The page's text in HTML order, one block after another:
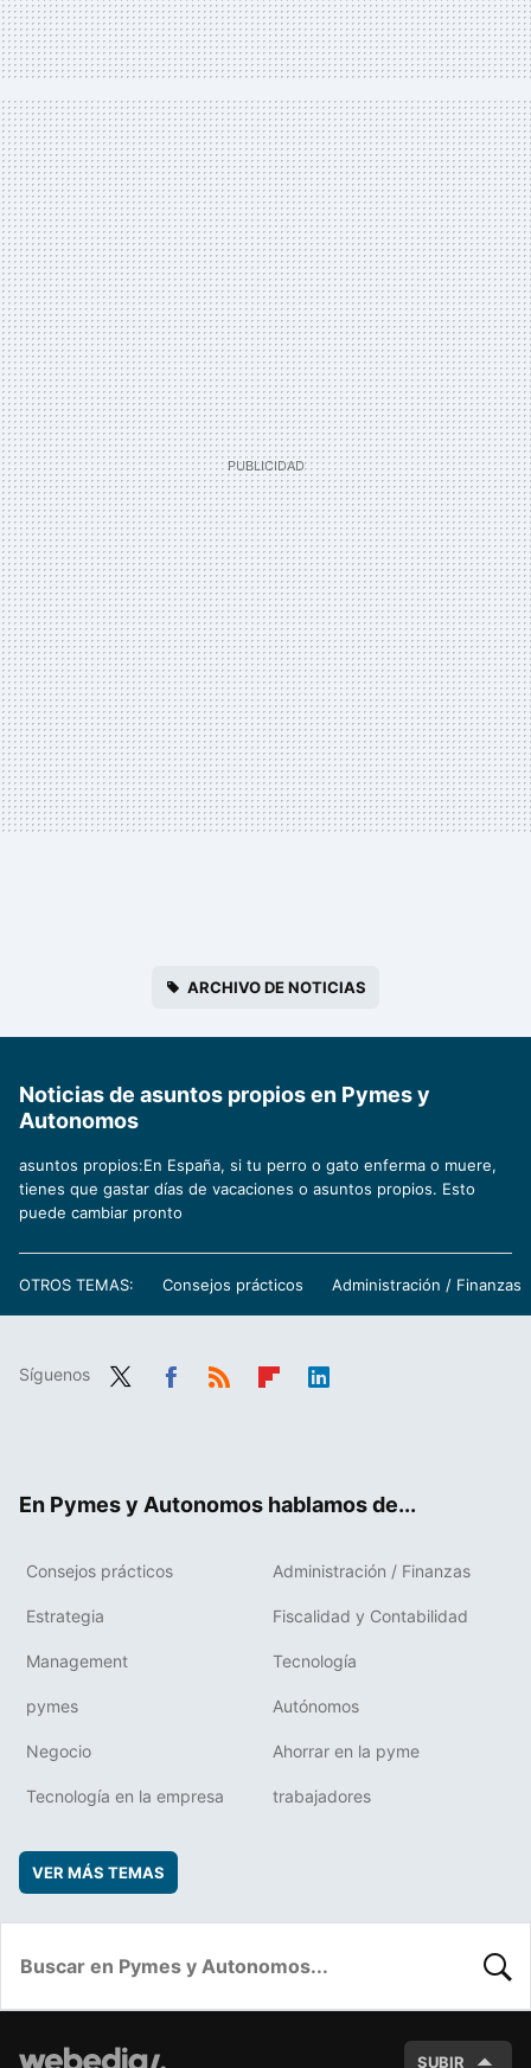
ARCHIVO DE NOTICIAS
Noticias de asuntos propios en Pymes y
Autonomos
asuntos propios:En España, si tu perro o gato enferma o muere,
tienes que gastar días de vacaciones o asuntos propios. Esto
puede cambiar pronto
OTROS TEMAS: Consejos prácticos Administración / Finanzas
Síguenos
En Pymes y Autonomos hablamos de...
Consejos prácticos Administración / Finanzas
Estrategia Fiscalidad y Contabilidad
Management Tecnología
pymes Autónomos
Negocio Ahorrar en la pyme
Tecnología en la empresa trabajadores
VER MÁS TEMAS
SUBIR